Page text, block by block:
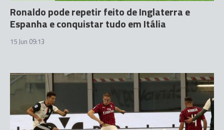
Ronaldo pode repetir feito de Inglaterra e
Espanha e conquistar tudo em Itália
15 Jun 09:13